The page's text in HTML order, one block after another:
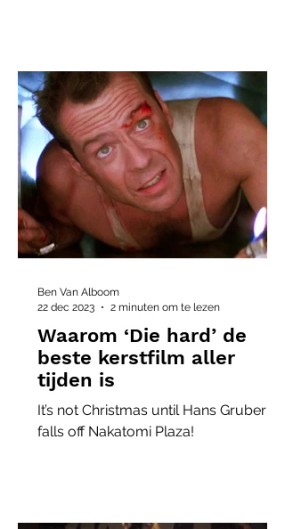
Waarom ‘Die hard’ de
beste kerstfilm aller
tijden is
It’s not Christmas until Hans Gruber
falls off Nakatomi Plaza!
Ben Van Alboom
22 dec 2023
2 minuten om te lezen